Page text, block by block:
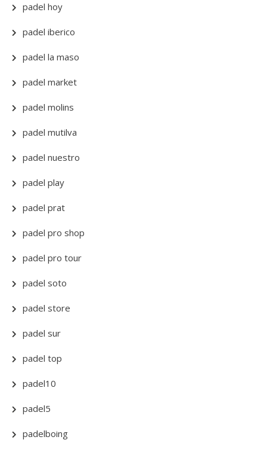
padel hoy
padel iberico
padel la maso
padel market
padel molins
padel mutilva
padel nuestro
padel play
padel prat
padel pro shop
padel pro tour
padel soto
padel store
padel sur
padel top
padel10
padel5
padelboing